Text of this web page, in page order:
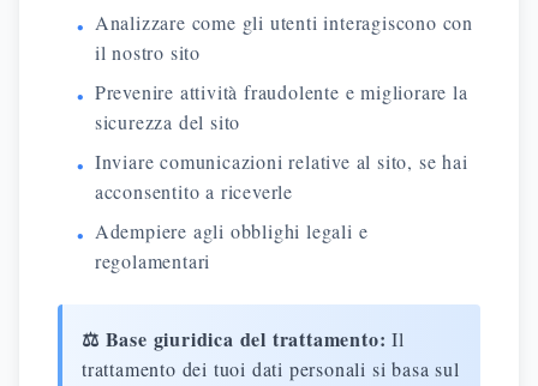
• Analizzare come gli utenti interagiscono con
il nostro sito
• Prevenire attività fraudolente e migliorare la
sicurezza del sito
• Inviare comunicazioni relative al sito, se hai
acconsentito a riceverle
• Adempiere agli obblighi legali e
regolamentari
⚖️ Base giuridica del trattamento: Il
trattamento dei tuoi dati personali si basa sul